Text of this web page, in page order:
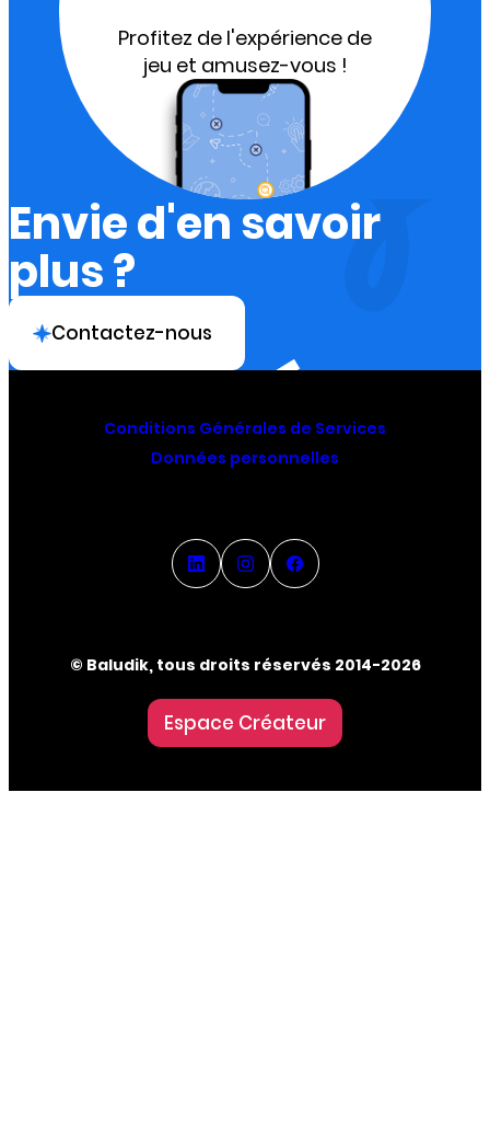
Profitez de l'expérience de
jeu et amusez-vous !
Envie d'en savoir
plus ?
Contactez-nous
Conditions Générales de Services
Données personnelles
© Baludik, tous droits réservés 2014-2026
Espace Créateur